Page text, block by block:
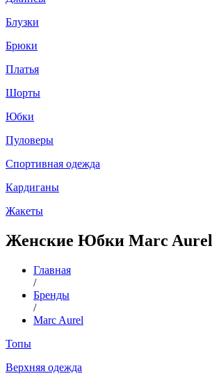
Блузки
Брюки
Платья
Шорты
Юбки
Пуловеры
Спортивная одежда
Кардиганы
Жакеты
Женские Юбки Marc Aurel
Главная
/
Бренды
/
Marc Aurel
Топы
Верхняя одежда